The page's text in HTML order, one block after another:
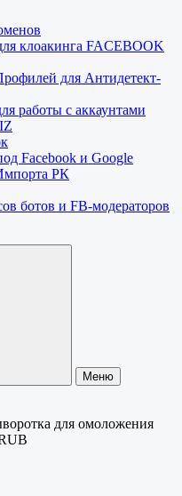
клоакинга FACEBOOK
для Антидетект-
работы с аккаунтами
Facebook и Google
РК
ботов и FB-модераторов
Меню
для омоложения